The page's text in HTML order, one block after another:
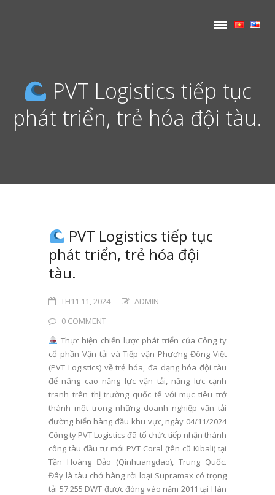
PVT Logistics tiếp tục
phát triển, trẻ hóa đội tàu.
PVT Logistics tiếp tục
phát triển, trẻ hóa đội
tàu.
TH11 11, 2024
ADMIN
0 COMMENT
Thực hiện chiến lược phát triển của Công ty
cổ phần Vận tải và Tiếp vận Phương Đông Việt
(PVT Logistics) về trẻ hóa, đa dạng hóa đội tàu
để nâng cao năng lực vận tải, năng lực cạnh
tranh trên thị trường quốc tế với mục tiêu trở
thành một trong những doanh nghiệp vận tải
đường biển hàng đầu khu vực, ngày 04/11/2024
Công ty PVT Logistics đã tổ chức tiếp nhận thành
công tàu đầu tư mới PVT Coral (tên cũ Kibali) tại
Tần Hoàng Đảo (Qinhuangdao), Trung Quốc.
Đây là tàu chở hàng rời loại Supramax có trọng
tải 57.255 DWT được đóng vào năm 2011 tại Hàn